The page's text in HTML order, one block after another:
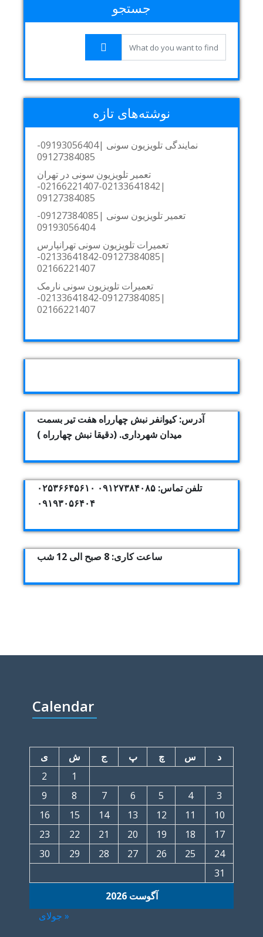
جستجو
نوشته‌های تازه
نمایندگی تلویزیون سونی |09193056404-
09127384085
تعمیر تلویزیون سونی در تهران
|02133641842-02166221407-
09127384085
تعمیر تلویزیون سونی |09127384085-
09193056404
تعمیرات تلویزیون سونی تهرانپارس
|09127384085-02133641842-
02166221407
تعمیرات تلویزیون سونی نارمک
|09127384085-02133641842-
02166221407
آدرس: کیوانفر نبش چهارراه هفت تیر بسمت
میدان شهرداری. (دقیقا نبش چهارراه )
تلفن تماس: ۰۹۱۲۷۳۸۴۰۸۵ ۰۲۵۳۶۶۴۵۶۱۰
۰۹۱۹۳۰۵۶۴۰۴
ساعت کاری: 8 صبح الی 12 شب
Calendar
آگوست 2026
د س چ پ ج ش
ی
1
2
3
4
5
6
7
8
9
10
11
12
13
14
15
16
17
18
19
20
21
22
23
24
25
26
27
28
29
30
31
« جولای